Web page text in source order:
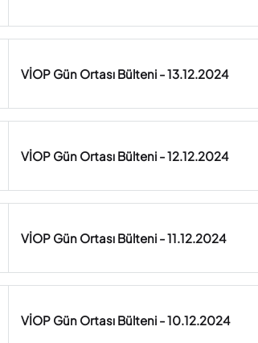
VİOP Gün Ortası Bülteni - 13.12.2024
VİOP Gün Ortası Bülteni - 12.12.2024
VİOP Gün Ortası Bülteni - 11.12.2024
VİOP Gün Ortası Bülteni - 10.12.2024